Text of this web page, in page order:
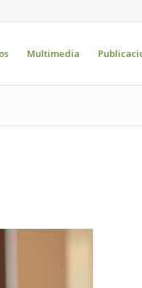
Multimedia